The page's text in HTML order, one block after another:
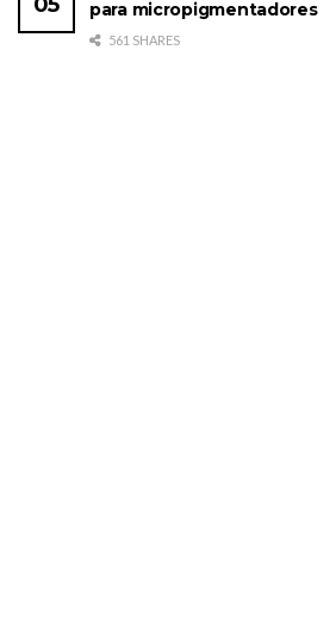
para micropigmentadores
561 SHARES